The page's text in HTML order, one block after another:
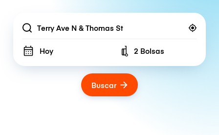
Location
Hoy Number of bags
2 Bolsas
Buscar